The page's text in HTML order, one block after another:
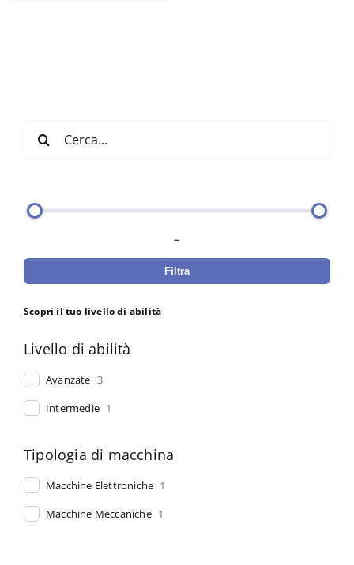
per:
–
Filtra
Scopri il tuo livello di abilità
Livello di abilità
Avanzate 3
Intermedie 1
Tipologia di macchina
Macchine Elettroniche 1
Macchine Meccaniche 1